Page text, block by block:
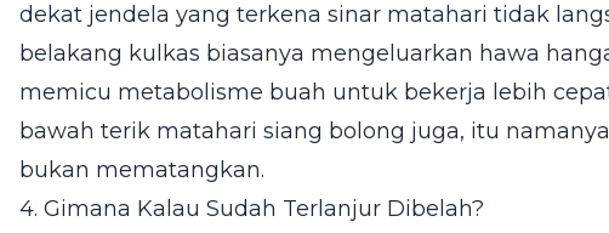
dekat jendela yang terkena sinar matahari tidak
belakang kulkas biasanya mengeluarkan hawa
memicu metabolisme buah untuk bekerja lebih
bawah terik matahari siang bolong juga, itu
bukan mematangkan.
4. Gimana Kalau Sudah Terlanjur Dibelah?